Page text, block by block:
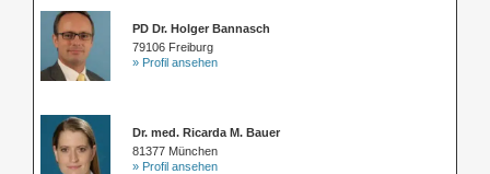
PD Dr. Holger Bannasch
79106 Freiburg
» Profil ansehen
Dr. med. Ricarda M. Bauer
81377 München
» Profil ansehen